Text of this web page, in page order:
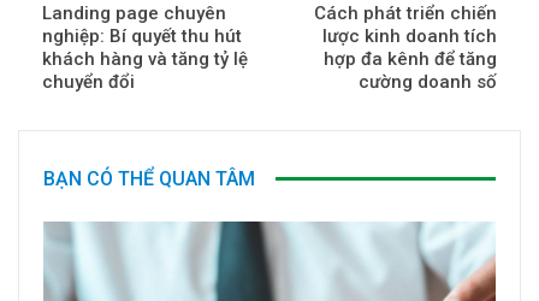
Landing page chuyên
nghiệp: Bí quyết thu hút
khách hàng và tăng tỷ lệ
chuyển đổi
Cách phát triển chiến
lược kinh doanh tích
hợp đa kênh để tăng
cường doanh số
BẠN CÓ THỂ QUAN TÂM